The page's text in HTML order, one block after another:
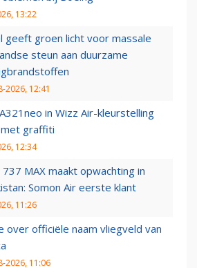
13:22
geeft groen licht voor massale
steun aan duurzame
2026, 12:41
in Wizz Air-kleurstelling
graffiti
12:34
737 MAX maakt opwachting in
Somon Air eerste klant
11:26
over officiële naam vliegveld van
2026, 11:06